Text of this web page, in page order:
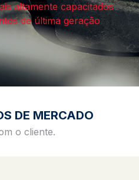
altamente capacitados
de última geração
DE MERCADO
o cliente.